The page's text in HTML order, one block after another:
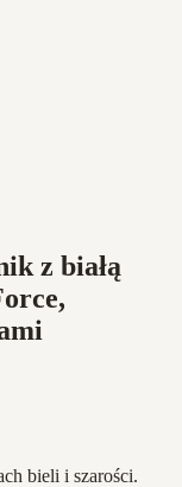
z białą
bieli i szarości.